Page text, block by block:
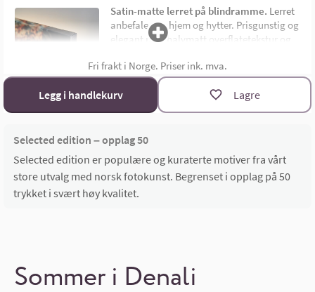
Sommer i Denali
Satin-matte lerret på blindramme. Lerret
anbefales for hjem og hytter. Prisgunstig og
elegant med halvmatt overflatetekstur og
limtre blindramme. Bildemål oppgis som
bredde x høyde i cm.Materialoversikt
Størrelsekalkulator
Fri frakt i Norge. Priser ink. mva.
Legg i handlekurv Lagre
Selected edition – opplag 50
Selected edition er populære og kuraterte motiver fra vårt
store utvalg med norsk fotokunst. Begrenset i opplag på 50
trykket i svært høy kvalitet.